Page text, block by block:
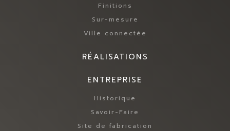
Finitions
Sur-mesure
Ville connectée
RÉALISATIONS
ENTREPRISE
Historique
Savoir-Faire
Site de fabrication